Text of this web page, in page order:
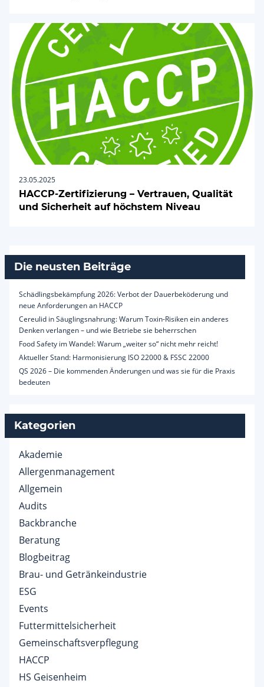
23.05.2025
HACCP-Zertifizierung – Vertrauen, Qualität
und Sicherheit auf höchstem Niveau
Die neusten Beiträge
Schädlingsbekämpfung 2026: Verbot der Dauerbeköderung und
neue Anforderungen an HACCP
Cereulid in Säuglingsnahrung: Warum Toxin-Risiken ein anderes
Denken verlangen – und wie Betriebe sie beherrschen
Food Safety im Wandel: Warum „weiter so“ nicht mehr reicht!
Aktueller Stand: Harmonisierung ISO 22000 & FSSC 22000
QS 2026 – Die kommenden Änderungen und was sie für die Praxis
bedeuten
Kategorien
Akademie
Allergenmanagement
Allgemein
Audits
Backbranche
Beratung
Blogbeitrag
Brau- und Getränkeindustrie
ESG
Events
Futtermittelsicherheit
Gemeinschaftsverpflegung
HACCP
HS Geisenheim